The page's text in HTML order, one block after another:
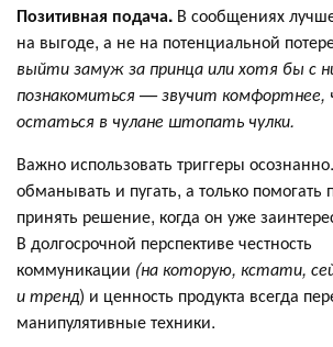
Позитивная подача. В сообщениях
на выгоде, а не на потенциальной
выйти замуж за принца или хотя бы с
познакомиться — звучит комфортнее,
остаться в чулане штопать чулки.
Важно использовать триггеры
обманывать и пугать, а только помогать
принять решение, когда он уже
В долгосрочной перспективе честность
коммуникации (на которую, кстати,
и тренд) и ценность продукта всегда
манипулятивные техники.